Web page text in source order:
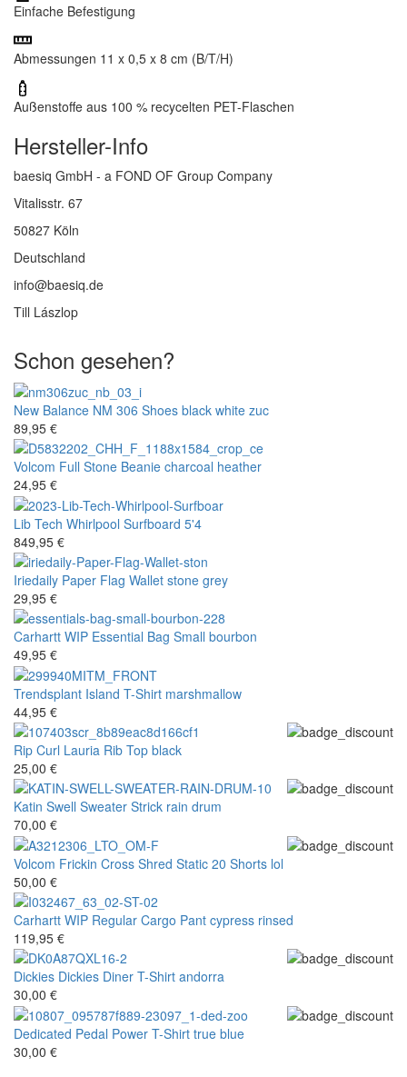
Einfache Befestigung
Abmessungen 11 x 0,5 x 8 cm (B/T/H)
Außenstoffe aus 100 % recycelten PET-Flaschen
Hersteller-Info
baesiq GmbH - a FOND OF Group Company
Vitalisstr. 67
50827 Köln
Deutschland
info@baesiq.de
Till Lászlop
Schon gesehen?
New Balance NM 306 Shoes black white zuc
89,95 €
Volcom Full Stone Beanie charcoal heather
24,95 €
Lib Tech Whirlpool Surfboard 5'4
849,95 €
Iriedaily Paper Flag Wallet stone grey
29,95 €
Carhartt WIP Essential Bag Small bourbon
49,95 €
Trendsplant Island T-Shirt marshmallow
44,95 €
Rip Curl Lauria Rib Top black
25,00 €
Katin Swell Sweater Strick rain drum
70,00 €
Volcom Frickin Cross Shred Static 20 Shorts lol
50,00 €
Carhartt WIP Regular Cargo Pant cypress rinsed
119,95 €
Dickies Dickies Diner T-Shirt andorra
30,00 €
Dedicated Pedal Power T-Shirt true blue
30,00 €